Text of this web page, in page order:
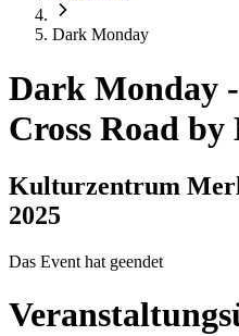
Dark Monday
Dark Monday -
Cross Road
Kulturzentrum
2025
Das Event hat geendet